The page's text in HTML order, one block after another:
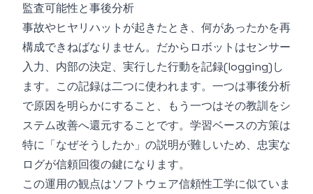
監査可能性と事後分析
事故やヒヤリハットが起きたとき、何があったかを再
構成できねばなりません。だからロボットはセンサー
入力、内部の決定、実行した行動を記録(logging)し
ます。この記録は二つに使われます。一つは事後分析
で原因を明らかにすること、もう一つはその教訓をシ
ステム改善へ還元することです。学習ベースの方策は
特に「なぜそうしたか」の説明が難しいため、忠実な
ログが信頼回復の鍵になります。
この運用の観点はソフトウェア信頼性工学に似ていま